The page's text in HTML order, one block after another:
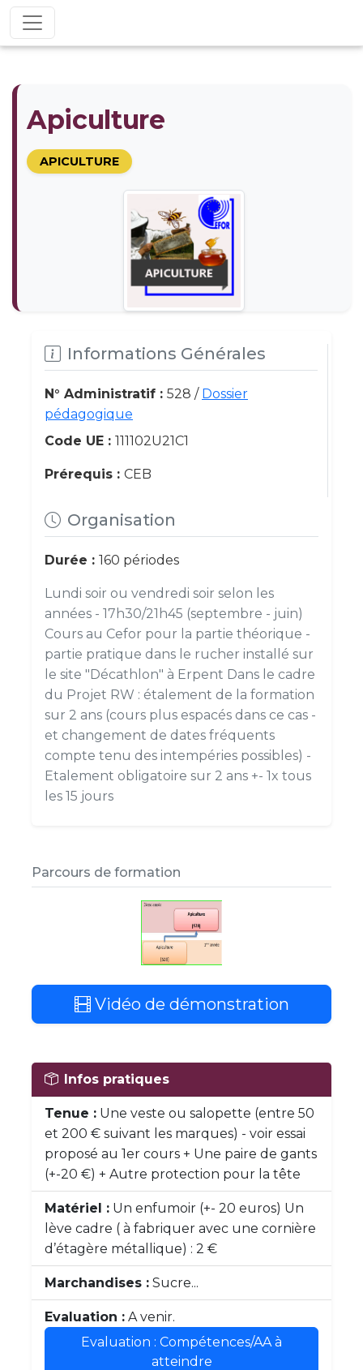
Apiculture
APICULTURE
Informations Générales
N° Administratif : 528 / Dossier
pédagogique
Code UE : 111102U21C1
Prérequis : CEB
Organisation
Durée : 160 périodes
Lundi soir ou vendredi soir selon les
années - 17h30/21h45 (septembre - juin)
Cours au Cefor pour la partie théorique -
partie pratique dans le rucher installé sur
le site "Décathlon" à Erpent Dans le cadre
du Projet RW : étalement de la formation
sur 2 ans (cours plus espacés dans ce cas -
et changement de dates fréquents
compte tenu des intempéries possibles) -
Etalement obligatoire sur 2 ans +- 1x tous
les 15 jours
Parcours de formation
Vidéo de démonstration
Infos pratiques
Tenue : Une veste ou salopette (entre 50
et 200 € suivant les marques) - voir essai
proposé au 1er cours + Une paire de gants
(+-20 €) + Autre protection pour la tête
Matériel : Un enfumoir (+- 20 euros) Un
lève cadre ( à fabriquer avec une cornière
d’étagère métallique) : 2 €
Marchandises : Sucre...
Evaluation : A venir.
Evaluation : Compétences/AA à
atteindre